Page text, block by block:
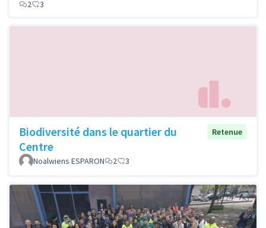
2
3
Biodiversité dans le quartier du
Centre
Retenue
Noalwiens ESPARON 2 3